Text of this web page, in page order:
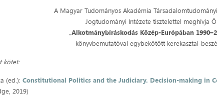
A Magyar Tudományos Akadémia
Jogtudományi Intézete tisztelettel meghívja
„Alkotmánybíráskodás Közép-Európában
könyvbemutatóval egybekötött kerekasztal-
kötet:
(ed.):Constitutional Politics and the Judiciary. Decision-making in
2019)